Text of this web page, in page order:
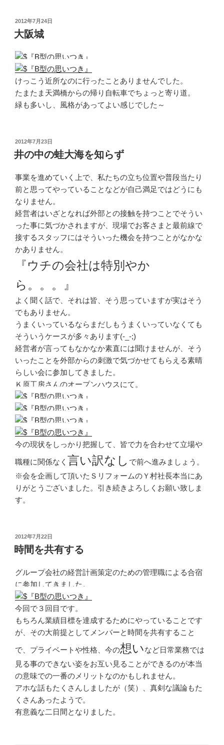
投
稿
日:
2012年7月24日
大阪城
けっこう近所なのに行ったことありませんでした。
たまたま天満橋からの帰り自転車でちょっと寄り道。
緑も多いし、風格があってよい感じでした～
投
稿
日:
2012年7月23日
井の中の蛙大海を知らず
事業を進めていく上で、私たちの立ち位置や普段当たり
前と思ってやっていることなどが自己満足ではどうにも
なりません。
経営者はいざとなれば外部との接触を持つことでそうい
った事に気づかされますが、現場でお客さまと最前線で
接するスタッフにはそういった機会を持つことがなかな
かありません。
『ウチの会社は特別やか
ら。。。』
よく聞く話で、それは皆、そう思っていますが実はそう
でもありません。
うまくいっているならまだしもうまくいっていなくても
そういうケースが多々あります(-_-;)
経営者が言ってもなかなか素直には聞けませんが、そう
いったことを外部からの刺激で気づかせてもらえる素晴
らしい会に参加してきました。
Ｋ原工房さんのオープンハウスにて。
今の現状をしっかり把握して、皆で力を合わせて立場や
職種に関係なく 言い訳なし で前へ進みましょう。
※会を企画して頂いたＳリフォームのＹ村社長本当にあ
りがとうございました。引き続きよろしくお願い致しま
す。
投
稿
日:
2012年7月22日
時間を共有する
グループ会社の経営計画策定のための管理職による合宿
に参加してきました。
今回で３回目です。
もちろん業績目標を達成するためにやっていることです
が、その大前提としてメンバーと時間を共有すること
で、プライベートや性格、今の想いなど日常業務では
見る事のできない姿をお互い見ることができるのが本当
の意味での一番のメリットなのかもしれません。
アホな話もたくさんしましたが（笑）、真剣な議論もた
くさんあったようで。
有意義な二日間となりました。